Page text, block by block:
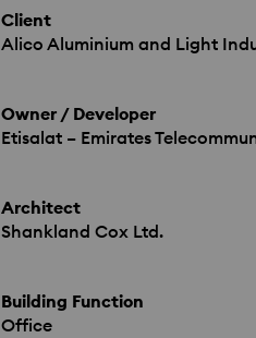
Client
Alico Aluminium and Light
Owner / Developer
Etisalat – Emirates
Architect
Shankland Cox Ltd.
Building Function
Office